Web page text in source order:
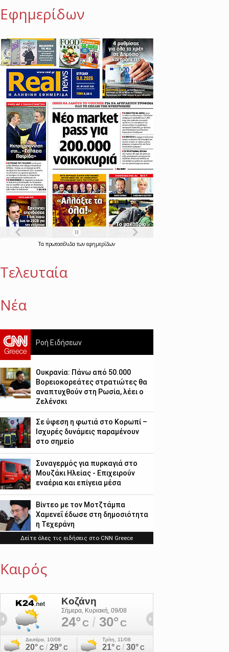
Εφημερίδων
Τα πρωτοσέλιδατων εφημερίδων
Τελευταία
Νέα
Καιρός